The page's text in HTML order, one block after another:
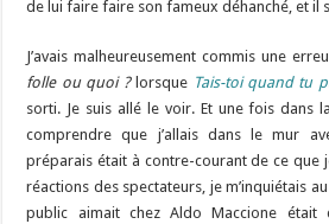
de lui faire faire son fameux déhanché, et il
J’avais malheureusement commis une
folle ou quoi ?lorsque Tais-toi quand tu
sorti. Je suis allé le voir. Et une fois dans
comprendre que j’allais dans le mur
préparais était à contre-courant de ce que
réactions des spectateurs, je m’inquiétais
public aimait chez Aldo Maccione était